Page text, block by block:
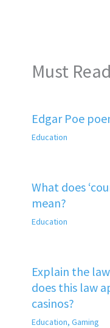
Must Read
Edgar Poe
Education
What does
mean?
Education
Explain the
does this law
casinos?
Education, Gaming